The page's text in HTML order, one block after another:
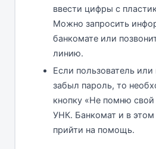
ввести цифры с
Можно запросить
банкомате или
линию.
Если пользователь или
забыл пароль, то
кнопку «Не помню свой
УНК. Банкомат и в
прийти на помощь.